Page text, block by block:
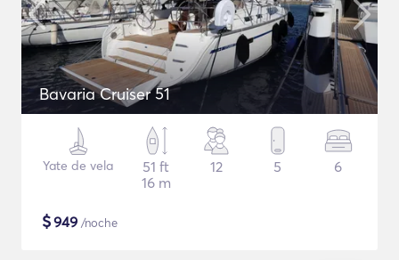
Bavaria Cruiser 51
Yate de vela
51 ft
16 m
12 5 6
$949 /noche